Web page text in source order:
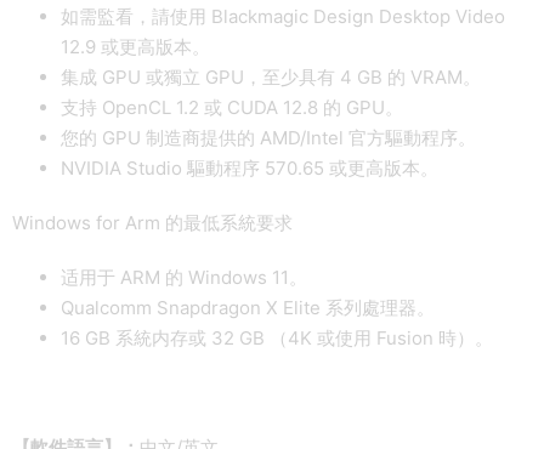
如需監看，請使用 Blackmagic Design Desktop Video
12.9 或更高版本。
集成 GPU 或獨立 GPU，至少具有 4 GB 的 VRAM。
支持 OpenCL 1.2 或 CUDA 12.8 的 GPU。
您的 GPU 制造商提供的 AMD/Intel 官方驅動程序。
NVIDIA Studio 驅動程序 570.65 或更高版本。
Windows for Arm 的最低系統要求
适用于 ARM 的 Windows 11。
Qualcomm Snapdragon X Elite 系列處理器。
16 GB 系統内存或 32 GB （4K 或使用 Fusion 時）。